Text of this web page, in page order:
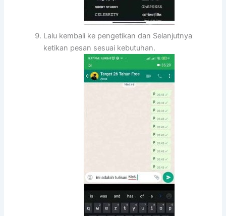
Lalu kembali ke pengetikan dan Selanjutnya
ketikan pesan sesuai kebutuhan.